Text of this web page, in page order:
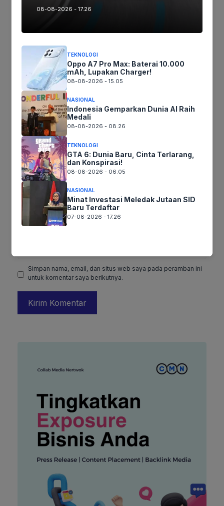
Ikuti kami :
Tinggalkan komentar
Komentar
Nama
web
Simpan nama, email, dan situs web saya pada peramban ini
untuk komentar saya berikutnya.
08-08-2026 - 17.26
TEKNOLOGI
Oppo A7 Pro Max: Baterai 10.000
mAh, Lupakan Charger!
08-08-2026 - 15.05
NASIONAL
Indonesia Gemparkan Dunia AI Raih
Medali
08-08-2026 - 08.26
TEKNOLOGI
GTA 6: Dunia Baru, Cinta Terlarang,
dan Konspirasi!
08-08-2026 - 06.05
NASIONAL
Minat Investasi Meledak Jutaan SID
Baru Terdaftar
07-08-2026 - 17.26